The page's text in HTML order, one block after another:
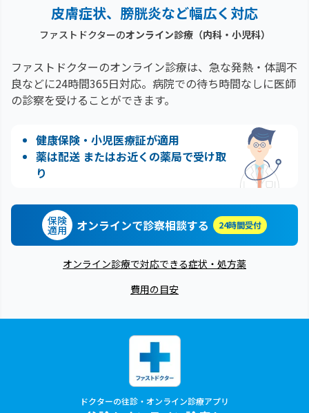
皮膚症状、膀胱炎など幅広く対応
ファストドクターのオンライン診療（内科・小児科）
ファストドクターのオンライン診療は、急な発熱・体調不
良などに24時間365日対応。 病院での待ち時間なしに医師
の診察を受けることができます。
健康保険・小児医療証が適用
薬は配送 またはお近くの薬局で受け取
り
保険
適用 オンラインで診察相談する 24時間受付
オンライン診療で対応できる症状・処方薬
費用の目安
ドクターの往診・オンライン診療アプリ